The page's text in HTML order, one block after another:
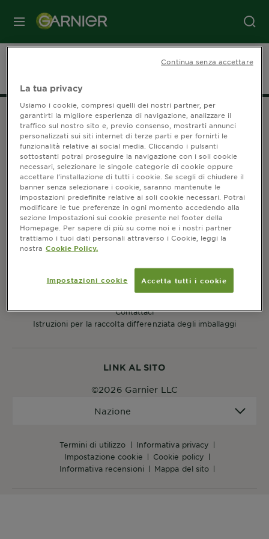
MENU
LINK AL SITO
termini di utilizzo
informativa privacy
impostazione cookie
cookie policy
informativa recensioni
mappa del sito
Nazione
©2026 Garnier LLC
CUSTOMER SERVICES
Contattaci
Istruzioni per la raccolta differenziata degli imballaggi
SEGUICI
Informazioni sul produttore
Garnier
14, Rue Royale 75008 Paris France
[email protected]
[email protected]
La tua privacy
Usiamo i cookie, compresi quelli dei nostri partner, per
garantirti la migliore esperienza di navigazione, analizzare il
traffico sul nostro sito e, previo consenso, mostrarti annunci
personalizzati sui siti internet di terze parti e per fornirti le
funzionalità relative ai social media. Cliccando i pulsanti
sottostanti potrai proseguire la navigazione con i soli cookie
necessari, selezionare le singole categorie di cookie oppure
accettare l’installazione di tutti i cookie. Se scegli di chiudere il
banner senza selezionare i cookie, saranno mantenute le
impostazioni predefinite relative ai soli cookie necessari. Potrai
modificare le tue preferenze in ogni momento accedendo alla
sezione Impostazioni sui cookie presente nel footer della
Homepage. Per sapere di più su come noi e i nostri partner
trattiamo i tuoi dati personali attraverso i Cookie, leggi la
nostra Cookie Policy.
Impostazioni cookie Accetta tutti i cookie
Continua senza accettare